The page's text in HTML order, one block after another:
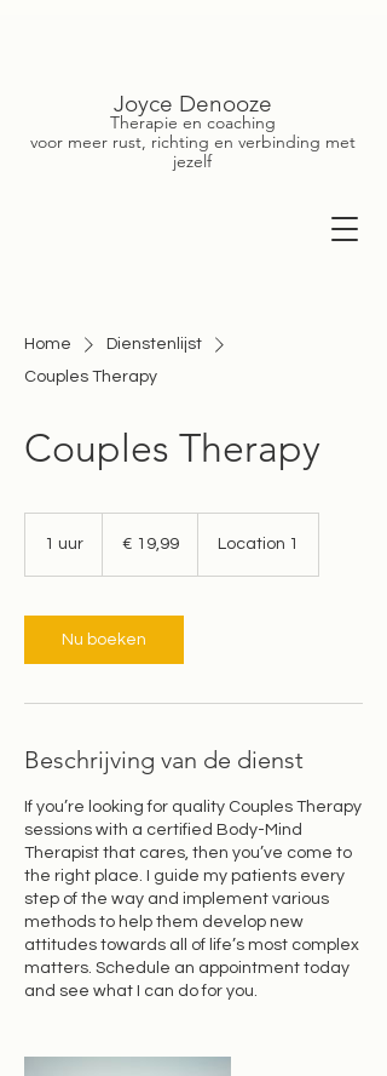
Joyce Denooze
Therapie en coaching
voor meer rust, richting en verbinding met
jezelf
Home
Dienstenlijst
Couples Therapy
Couples Therapy
1 uur € 19,99 Location 1
Nu boeken
Beschrijving van de dienst
If you’re looking for quality Couples Therapy
sessions with a certified Body-Mind
Therapist that cares, then you’ve come to
the right place. I guide my patients every
step of the way and implement various
methods to help them develop new
attitudes towards all of life’s most complex
matters. Schedule an appointment today
and see what I can do for you.